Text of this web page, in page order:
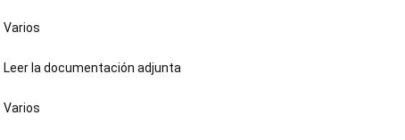
Varios
Leer la documentación adjunta
Varios